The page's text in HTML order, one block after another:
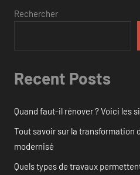
Rechercher
Recent Posts
Quand faut-il rénover ? Voici les
Tout savoir sur la transformation
modernisé
Quels types de travaux